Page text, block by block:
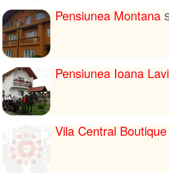
Pensiunea Montana
Pensiunea Ioana
Vila Central Boutique